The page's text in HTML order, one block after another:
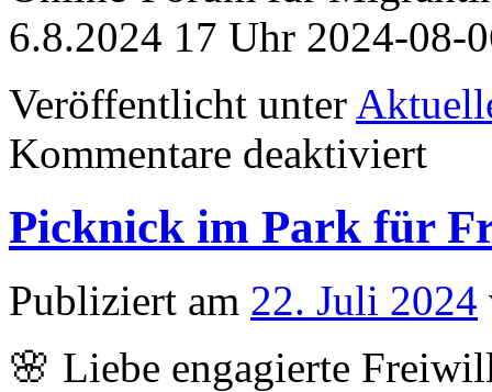
6.8.2024 17 Uhr 2024-08-
Veröffentlicht unter
Kommentare deaktiviert
mit
Pohl
an
Picknick im Park für
Publiziert am 22. Juli 2024
🌸 Liebe engagierte